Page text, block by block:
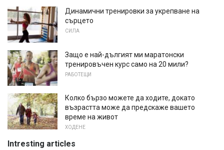
Динамични тренировки за укрепване на
сърцето
СИЛА
Защо е най-дългият ми маратонски
тренировъчен курс само на 20 мили?
РАБОТЕЩИ
Колко бързо можете да ходите, докато
възрастта може да предскаже вашето
време на живот
ХОДЕНЕ
Intresting articles